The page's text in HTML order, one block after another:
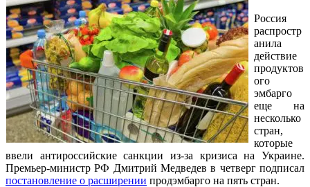
Россия
распростр
анила
действие
продуктов
ого
эмбарго
еще на
несколько
стран,
которые
ввели антироссийские санкции из-за кризиса на Украине.
Премьер-министр РФ Дмитрий Медведев в четверг подписал
постановление о расширении продэмбарго на пять стран.